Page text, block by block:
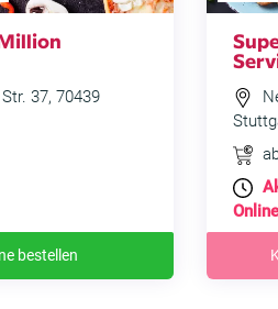
37, 70439
bestellen